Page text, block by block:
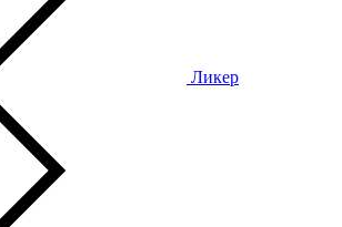
Ликер